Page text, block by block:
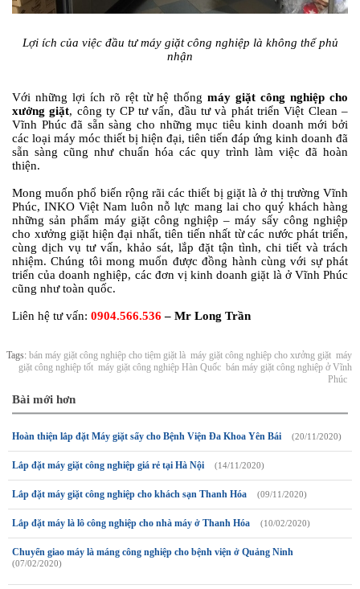
Lợi ích của việc đầu tư máy giặt công nghiệp là không thể phủ
nhận
Với những lợi ích rõ rệt từ hệ thốngmáy giặt công nghiệp cho
xưởng giặt, công ty CP tư vấn, đầu tư và phát triển Việt Clean –
Vĩnh Phúc đã sẵn sàng cho những mục tiêu kinh doanh mới bởi
các loại máy móc thiết bị hiện đại, tiên tiến đáp ứng kinh doanh đã
sẵn sàng cũng như chuẩn hóa các quy trình làm việc đã hoàn
thiện.
Mong muốn phổ biến rộng rãi các thiết bị giặt là ở thị trường Vĩnh
Phúc, INKO Việt Nam luôn nỗ lực mang lai cho quý khách hàng
những sản phẩm máy giặt công nghiệp – máy sấy công nghiệp
cho xưởng giặt hiện đại nhất, tiên tiến nhất từ các nước phát triển,
cùng dịch vụ tư vấn, khảo sát, lắp đặt tận tình, chi tiết và trách
nhiệm. Chúng tôi mong muốn được đồng hành cùng với sự phát
triển của doanh nghiệp, các đơn vị kinh doanh giặt là ở Vĩnh Phúc
cũng như toàn quốc.
Liên hệ tư vấn: 0904.566.536– Mr Long Trần
Tags: bán máy giặt công nghiệp cho tiệm giặt là máy giặt công nghiệp cho xưởng giặt máy
giặt công nghiệp tốt máy giặt công nghiệp Hàn Quốc bán máy giặt công nghiệp ở Vĩnh
Phúc
Bài mới hơn
Hoàn thiện lắp đặt Máy giặt sấy cho Bệnh Viện Đa Khoa Yên Bái (20/11/2020)
Lắp đặt máy giặt công nghiệp giá rẻ tại Hà Nội (14/11/2020)
Lắp đặt máy giặt công nghiệp cho khách sạn Thanh Hóa (09/11/2020)
Lắp đặt máy là lô công nghiệp cho nhà máy ở Thanh Hóa (10/02/2020)
Chuyển giao máy là máng công nghiệp cho bệnh viện ở Quảng Ninh
(07/02/2020)